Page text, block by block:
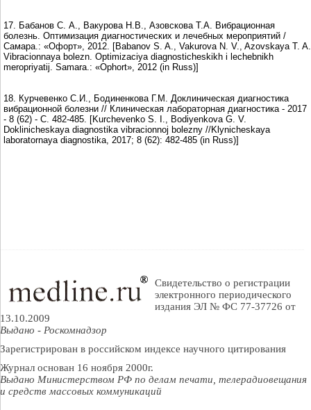
17. Бабанов С. А., Вакурова Н.В., Азовскова Т.А. Вибрационная
болезнь. Оптимизация диагностических и лечебных мероприятий /
Самара.: «Офорт», 2012. [Babanov S. A., Vakurova N. V., Azovskaya T. A.
Vibracionnaya bolezn. Oрtimizaciya diagnosticheskikh i lechebnikh
meropriyatij. Samara.: «Ophort», 2012 (in Russ)]
18. Курчевенко С.И., Бодиненкова Г.М. Доклиническая диагностика
вибрационной болезни // Клиническая лабораторная диагностика - 2017
- 8 (62) - С. 482-485. [Kurchevenko S. I., Bodiyenkova G. V.
Doklinicheskaya diagnostika vibracionnoj bolezny //Klynicheskaya
laboratornaya diagnostika, 2017; 8 (62): 482-485 (in Russ)]
Свидетельство о регистрации
электронного периодического
издания ЭЛ № ФС 77-37726 от
13.10.2009
Выдано - Роскомнадзор
Зарегистрирован в российском индексе научного цитирования
Журнал основан 16 ноября 2000г.
Выдано Министерством РФ по делам печати, телерадиовещания
и средств массовых коммуникаций